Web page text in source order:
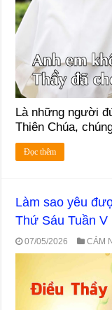
Là những người
Thiên Chúa,
Đọc thêm
Làm sao yêu
Thứ Sáu Tuần V
07/05/2026 CẢM